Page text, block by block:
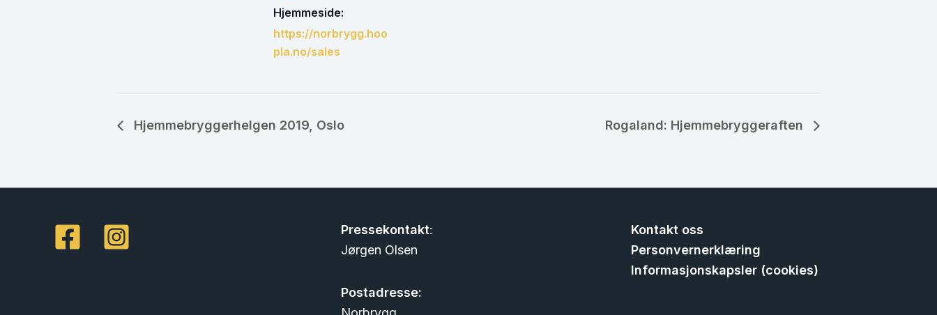
Hjemmeside:
https://norbrygg.hoo
pla.no/sales
Hjemmebryggerhelgen 2019, Oslo Rogaland: Hjemmebryggeraften
Pressekontakt:
Jørgen Olsen
Postadresse:
Kontakt oss
Personvernerklæring
Informasjonskapsler (cookies)